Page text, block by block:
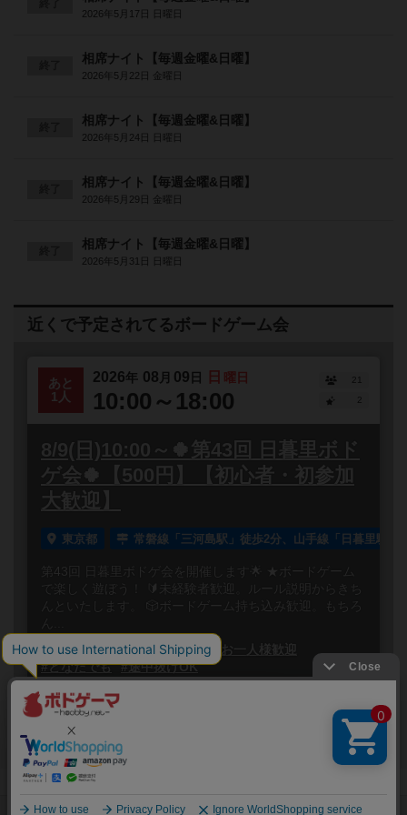
2026年5月17日 日曜日
相席ナイト【毎週金曜&日曜】
2026年5月22日 金曜日
相席ナイト【毎週金曜&日曜】
2026年5月24日 日曜日
相席ナイト【毎週金曜&日曜】
2026年5月29日 金曜日
相席ナイト【毎週金曜&日曜】
2026年5月31日 日曜日
近くで予定されてるボードゲーム会
あと
1人
2026年 08 月 09 日 日 曜日
10:00～18:00
21
2
8/9(日)10:00～🍀第43回 日暮里ボド
ゲ会🍀【500円】【初心者・初参加
大歓迎】
東京都 常磐線「三河島駅」徒歩2分、山手線「日暮里駅」
第43回 日暮里ボドゲ会を開催します🌟 ★ボードゲーム
で楽しく遊ぼう！ 🔰未経験者歓迎。ルール説明からきち
んといたします。 🎲ボードゲーム持ち込み歓迎。もちろ
#ボードゲーム
#初心者歓迎
#お一人様歓迎
#どなたでも
#途中抜けOK
閉じる
ボードゲームのプレイ履歴を記録し
自分のデータを管理しませんか？
約75,000人 がボドゲーマを利用中！